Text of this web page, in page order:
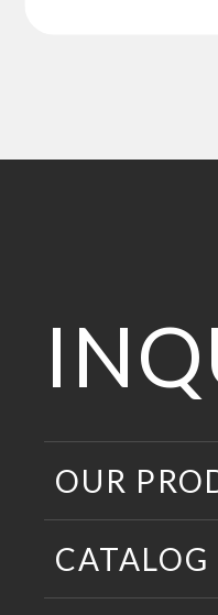
OUR
ワークスペース
CATALOG